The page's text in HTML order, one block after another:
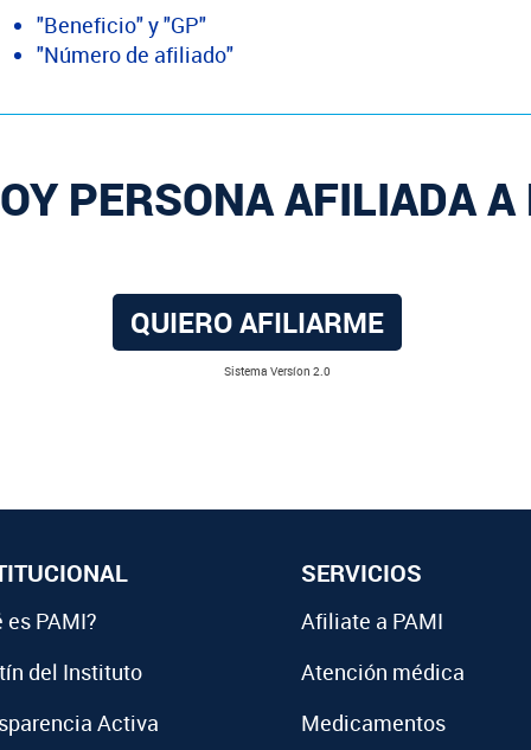
"Beneficio" y "GP"
"Número de afiliado"
PERSONA AFILIADA
QUIERO AFILIARME
Sistema Versíon 2.0
es PAMI?
del Instituto
Activa
SERVICIOS
Afiliate a PAMI
Atención médica
Medicamentos